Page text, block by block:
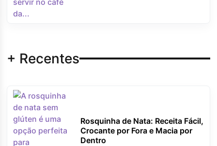
+ Recentes
Rosquinha de Nata: Receita Fácil,
Crocante por Fora e Macia por
Dentro